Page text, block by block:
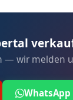
— wir melden
WhatsApp